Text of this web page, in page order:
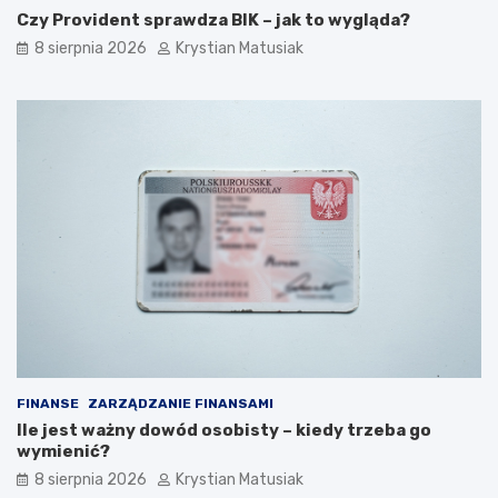
w
e
j
j
z
y
s
k
r
t
o
e
Czy Provident sprawdza BIK – jak to wygląda?
8 sierpnia 2026 Krystian Matusiak
FINANSE ZARZĄDZANIE FINANSAMI
Ile jest ważny dowód osobisty – kiedy trzeba go
wymienić?
8 sierpnia 2026 Krystian Matusiak